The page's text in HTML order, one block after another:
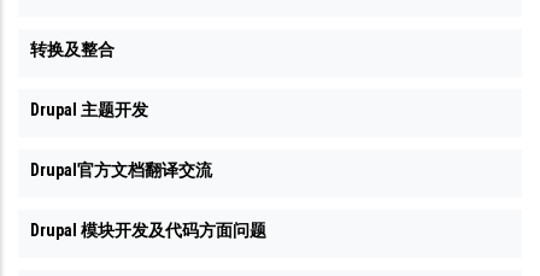
转换及整合
Drupal 主题开发
Drupal官方文档翻译交流
Drupal 模块开发及代码方面问题